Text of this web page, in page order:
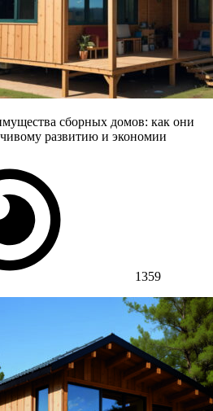
сборных домов: как они
развитию и экономии
1359